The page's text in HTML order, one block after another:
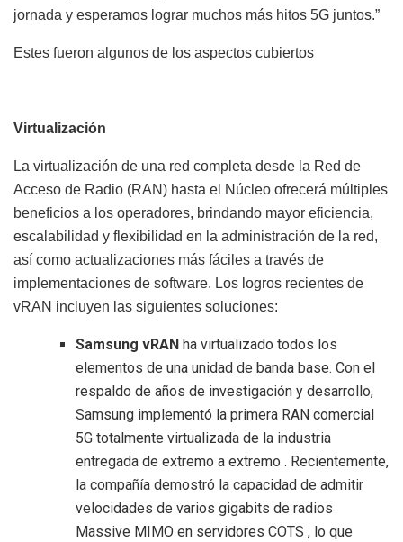
jornada y esperamos lograr muchos más hitos 5G juntos.”
Estes fueron algunos de los aspectos cubiertos
Virtualización
La virtualización de una red completa desde la Red de
Acceso de Radio (RAN) hasta el Núcleo ofrecerá múltiples
beneficios a los operadores, brindando mayor eficiencia,
escalabilidad y flexibilidad en la administración de la red,
así como actualizaciones más fáciles a través de
implementaciones de software. Los logros recientes de
vRAN incluyen las siguientes soluciones:
Samsung vRAN ha virtualizado todos los
elementos de una unidad de banda base. Con el
respaldo de años de investigación y desarrollo,
Samsung implementó la primera RAN comercial
5G totalmente virtualizada de la industria
entregada de extremo a extremo . Recientemente,
la compañía demostró la capacidad de admitir
velocidades de varios gigabits de radios
Massive MIMO en servidores COTS , lo que